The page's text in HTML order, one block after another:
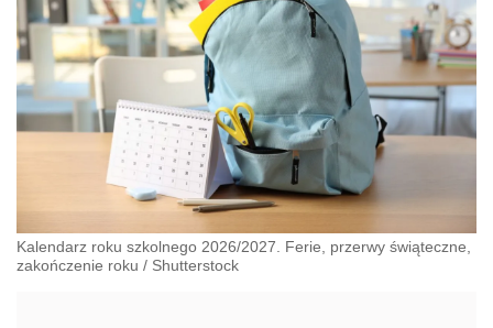
Kalendarz roku szkolnego 2026/2027. Ferie, przerwy świąteczne,
zakończenie roku / Shutterstock